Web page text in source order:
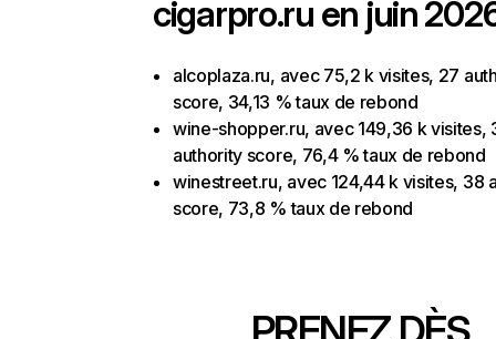
cigarpro.ru en juin
alcoplaza.ru, avec 75,2 k visites, 27
score, 34,13 % taux de rebond
wine-shopper.ru, avec 149,36 k visites,
authority score, 76,4 % taux de rebond
winestreet.ru, avec 124,44 k visites, 38
score, 73,8 % taux de rebond